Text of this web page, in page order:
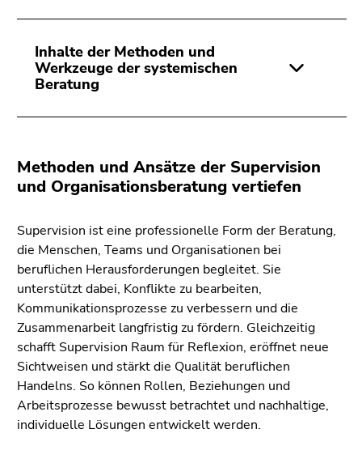
Inhalte der Methoden und
Werkzeuge der systemischen
Beratung
Methoden und Ansätze der Supervision
und Organisationsberatung vertiefen
Supervision ist eine professionelle Form der Beratung,
die Menschen, Teams und Organisationen bei
beruflichen Herausforderungen begleitet. Sie
unterstützt dabei, Konflikte zu bearbeiten,
Kommunikationsprozesse zu verbessern und die
Zusammenarbeit langfristig zu fördern. Gleichzeitig
schafft Supervision Raum für Reflexion, eröffnet neue
Sichtweisen und stärkt die Qualität beruflichen
Handelns. So können Rollen, Beziehungen und
Arbeitsprozesse bewusst betrachtet und nachhaltige,
individuelle Lösungen entwickelt werden.